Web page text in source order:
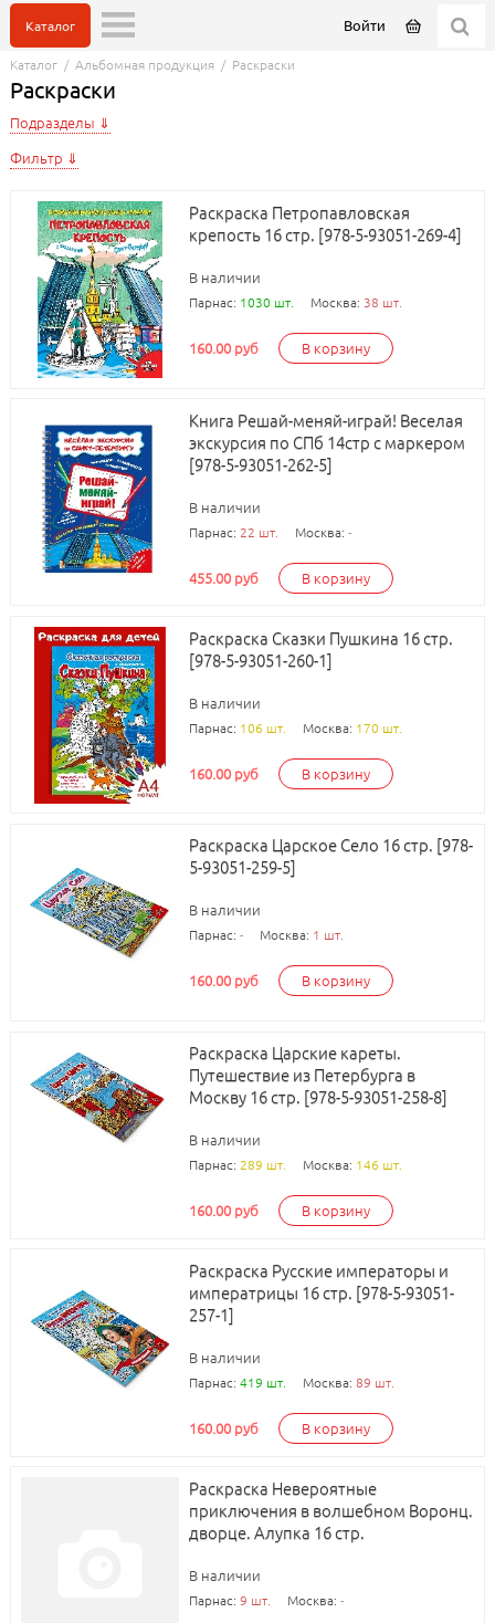
Войти
Каталог
Каталог/ Альбомная продукция/ Раскраски
Раскраски
Подразделы
Фильтр
Раскраска Петропавловская
крепость 16 стр. [978-5-93051-269-4]
В наличии
Парнас: 1030 шт. Москва: 38 шт.
160.00 руб В корзину
Книга Решай-меняй-играй! Веселая
экскурсия по СПб 14стр с маркером
[978-5-93051-262-5]
В наличии
Парнас: 22 шт. Москва: -
455.00 руб В корзину
Раскраска Сказки Пушкина 16 стр.
[978-5-93051-260-1]
В наличии
Парнас: 106 шт. Москва: 170 шт.
160.00 руб В корзину
Раскраска Царское Село 16 стр. [978-
5-93051-259-5]
В наличии
Парнас: - Москва: 1 шт.
160.00 руб В корзину
Раскраска Царские кареты.
Путешествие из Петербурга в
Москву 16 стр. [978-5-93051-258-8]
В наличии
Парнас: 289 шт. Москва: 146 шт.
160.00 руб В корзину
Раскраска Русские императоры и
императрицы 16 стр. [978-5-93051-
257-1]
В наличии
Парнас: 419 шт. Москва: 89 шт.
160.00 руб В корзину
Раскраска Невероятные
приключения в волшебном Воронц.
дворце. Алупка 16 стр.
В наличии
Парнас: 9 шт. Москва: -